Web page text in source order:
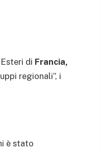
di Francia,
regionali”, i
è stato